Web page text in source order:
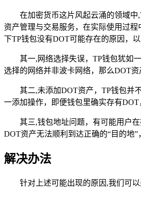
在加密货币这片风起云涌的领域中
资产管理与交易服务，在实际使用过
下TP钱包没有DOT可能存在的原因，
其一,网络选择失误，TP钱包犹如
选择的网络并非波卡网络，那么DOT
其二,未添加DOT资产，TP钱包并
一添加操作，即便钱包里确实存有
其三,钱包地址问题，有可能用户
DOT资产无法顺利到达正确的“目的地”
解决办法
针对上述可能出现的原因,我们可